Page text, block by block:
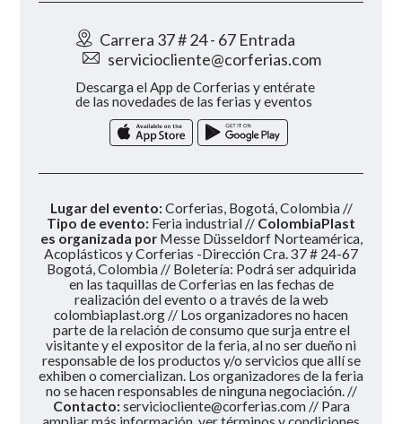
Carrera 37 # 24 - 67 Entrada
serviciocliente@corferias.com
Descarga el App de Corferias y entérate
de las novedades de las ferias y eventos
Lugar del evento:Corferias, Bogotá, Colombia //
Tipo de evento: Feria industrial // ColombiaPlast
es organizada porMesse Düsseldorf Norteamérica,
Acoplásticos y Corferias -Dirección Cra. 37 # 24-67
Bogotá, Colombia // Boletería: Podrá ser adquirida
en las taquillas de Corferias en las fechas de
realización del evento o a través de la web
colombiaplast.org // Los organizadores no hacen
parte de la relación de consumo que surja entre el
visitante y el expositor de la feria, al no ser dueño ni
responsable de los productos y/o servicios que allí se
exhiben o comercializan. Los organizadores de la feria
no se hacen responsables de ninguna negociación. //
Contacto:serviciocliente@corferias.com// Para